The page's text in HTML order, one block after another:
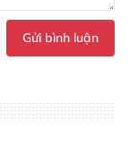
Gửi bình luận